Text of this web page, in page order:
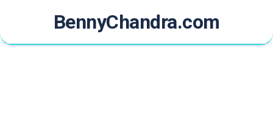
content
BennyChandra.com